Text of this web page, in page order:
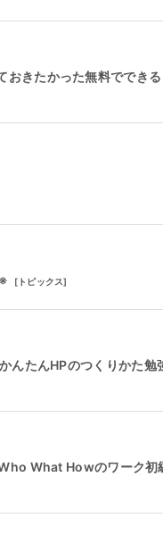
おきたかった無料でできる
[トピックス]
んたんHPのつくりかた勉
What Howのワーク初